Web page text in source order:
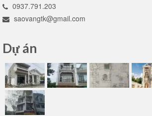
0937.791.203
saovangtk@gmail.com
Dự án